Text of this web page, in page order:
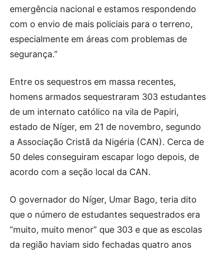
emergência nacional e estamos respondendo
com o envio de mais policiais para o terreno,
especialmente em áreas com problemas de
segurança.”
Entre os sequestros em massa recentes,
homens armados sequestraram 303 estudantes
de um internato católico na vila de Papiri,
estado de Níger, em 21 de novembro, segundo
a Associação Cristã da Nigéria (CAN). Cerca de
50 deles conseguiram escapar logo depois, de
acordo com a seção local da CAN.
O governador do Níger, Umar Bago, teria dito
que o número de estudantes sequestrados era
“muito, muito menor” que 303 e que as escolas
da região haviam sido fechadas quatro anos